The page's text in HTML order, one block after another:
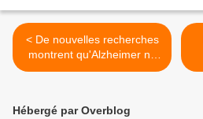
< De nouvelles recherches
montrent qu'Alzheimer ne
serait en fait qu'un diabète
aliments pourrait favoriser
Hébergé par Overblog